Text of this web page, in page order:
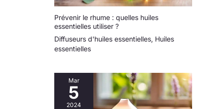
Prévenir le rhume : quelles huiles
essentielles utiliser ?
Diffuseurs d'huiles essentielles, Huiles
essentielles
Mar
5
2024